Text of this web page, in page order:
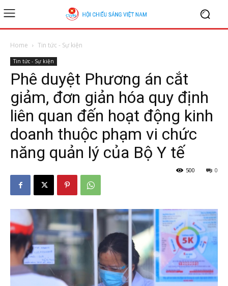
Home Tin tức - Sự kiện
Tin tức - Sự kiện
Phê duyệt Phương án cắt
giảm, đơn giản hóa quy định
liên quan đến hoạt động kinh
doanh thuộc phạm vi chức
năng quản lý của Bộ Y tế
0
500